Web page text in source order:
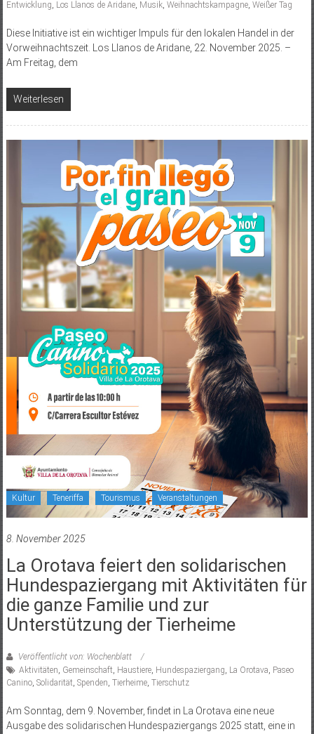
Entwicklung, Los Llanos de Aridane, Musik, Weihnachtskampagne, Weißer Tag
Diese Initiative ist ein wichtiger Impuls für den lokalen Handel in der
Vorweihnachtszeit. Los Llanos de Aridane, 22. November 2025. –
Am Freitag, dem
Weiterlesen
Kultur Teneriffa Tourismus Veranstaltungen
8. November 2025
La Orotava feiert den solidarischen
Hundespaziergang mit Aktivitäten für
die ganze Familie und zur
Unterstützung der Tierheime
Veröffentlicht von: Wochenblatt
Aktivitäten, Gemeinschaft, Haustiere, Hundespaziergang, La Orotava, Paseo
Canino, Solidarität, Spenden, Tierheime, Tierschutz
Am Sonntag, dem 9. November, findet in La Orotava eine neue
Ausgabe des solidarischen Hundespaziergangs 2025 statt, eine in